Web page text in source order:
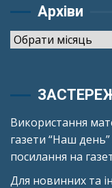
Архіви
Архіви
Використання
газети “Наш
посилання на
Для новинних та